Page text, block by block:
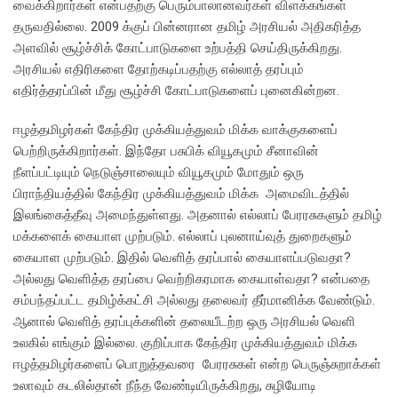
வைக்கிறார்கள் என்பதற்கு பெரும்பாலானவர்கள் விளக்கங்கள்
தருவதில்லை. 2009 க்குப் பின்னரான தமிழ் அரசியல் அதிகரித்த
அளவில் சூழ்ச்சிக் கோட்பாடுகளை உற்பத்தி செய்திருக்கிறது.
அரசியல் எதிரிகளை தோற்கடிப்பதற்கு எல்லாத் தரப்பும்
எதிர்த்தரப்பின் மீது சூழ்ச்சி கோட்பாடுகளைப் புனைகின்றன.
ஈழத்தமிழர்கள் கேந்திர முக்கியத்துவம் மிக்க வாக்குகளைப்
பெற்றிருக்கிறார்கள். இந்தோ பசுபிக் வியூகமும் சீனாவின்
நீளப்பட்டியும் நெடுஞ்சாலையும் வியூகமும் மோதும் ஒரு
பிராந்தியத்தில் கேந்திர முக்கியத்துவம் மிக்க அமைவிடத்தில்
இலங்கைத்தீவு அமைந்துள்ளது. அதனால் எல்லாப் பேரரசுகளும் தமிழ்
மக்களைக் கையாள முற்படும். எல்லாப் புலனாய்வுத் துறைகளும்
கையாள முற்படும். இதில் வெளித் தரப்பால் கையாளப்படுவதா?
அல்லது வெளித்த தரப்பை வெற்றிகரமாக கையாள்வதா? என்பதை
சம்பந்தப்பட்ட தமிழ்க்கட்சி அல்லது தலைவர் தீர்மானிக்க வேண்டும்.
ஆனால் வெளித் தரப்புக்களின் தலையீடற்ற ஒரு அரசியல் வெளி
உலகில் எங்கும் இல்லை. குறிப்பாக கேந்திர முக்கியத்துவம் மிக்க
ஈழத்தமிழர்களைப் பொறுத்தவரை பேரரசுகள் என்ற பெருஞ்சுறாக்கள்
உலாவும் கடலில்தான் நீந்த வேண்டியிருக்கிறது, சுழியோடி